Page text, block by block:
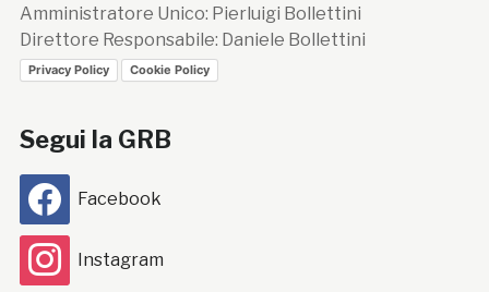
Amministratore Unico: Pierluigi Bollettini
Direttore Responsabile: Daniele Bollettini
Privacy Policy Cookie Policy
Segui la GRB
Facebook
Instagram